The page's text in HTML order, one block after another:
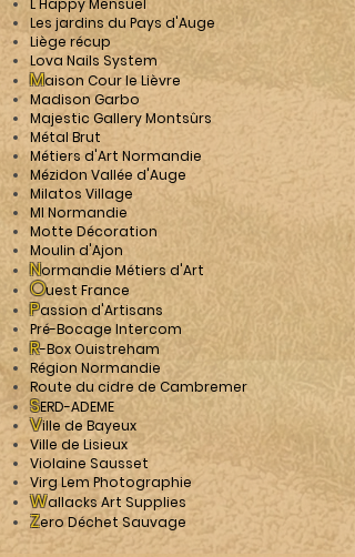
L'Happy Mensuel
Les jardins du Pays d'Auge
Liège récup
Lova Nails System
Maison Cour le Lièvre
Madison Garbo
Majestic Gallery Montsûrs
Métal Brut
Métiers d'Art Normandie
Mézidon Vallée d'Auge
Milatos Village
MI Normandie
Motte Décoration
Moulin d'Ajon
Normandie Métiers d'Art
Ouest France
Passion d'Artisans
Pré-Bocage Intercom
R-Box Ouistreham
Région Normandie
Route du cidre de Cambremer
SERD-ADEME
Ville de Bayeux
Ville de Lisieux
Violaine Sausset
Virg Lem Photographie
Wallacks Art Supplies
Zero Déchet Sauvage